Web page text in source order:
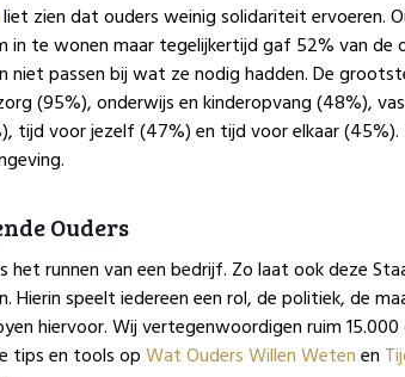
liet zien dat ouders weinig solidariteit ervoeren.
in te wonen maar tegelijkertijd gaf 52% van de
niet passen bij wat ze nodig hadden. De
(95%), onderwijs en kinderopvang (48%),
tijd voor jezelf (47%) en tijd voor elkaar
Ouders
het runnen van een bedrijf. Zo laat ook deze
Hierin speelt iedereen een rol, de politiek, de
hiervoor. Wij vertegenwoordigen ruim 15.000
tips en tools opWat Ouders Willen Wetenen